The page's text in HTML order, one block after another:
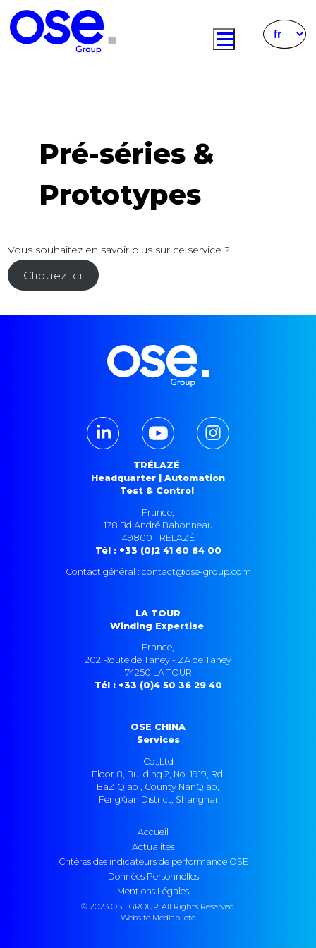
Pré-séries &
Prototypes
Vous souhaitez en savoir plus sur ce service ?
Cliquez ici
TRÉLAZÉ
Headquarter | Automation
Test & Control
France,
178 Bd André Bahonneau
49800 TRÉLAZÉ
Tél : +33 (0)2 41 60 84 00
Contact général : contact@ose-group.com
LA TOUR
Winding Expertise
France,
202 Route de Taney - ZA de Taney
74250 LA TOUR
Tél : +33 (0)4 50 36 29 40
OSE CHINA
Services
Co.,Ltd
Floor 8, Building 2, No. 1919, Rd.
BaZiQiao , County NanQiao,
FengXian District, Shanghai
Accueil
Actualités
Critères des indicateurs de performance OSE
Données Personnelles
Mentions Légales
© 2023 OSE GROUP. All Rights Reserved.
Website Mediapilote